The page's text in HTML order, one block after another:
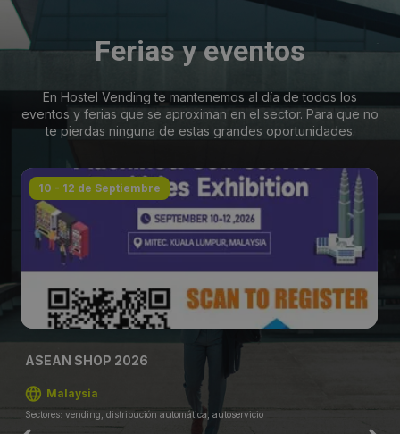
Ferias y eventos
En Hostel Vending te mantenemos al día de todos los
eventos y ferias que se aproximan en el sector. Para que no
te pierdas ninguna de estas grandes oportunidades.
10 - 12 de Septiembre
ASEAN SHOP 2026
Malaysia
Sectores: vending, distribución automática, autoservicio